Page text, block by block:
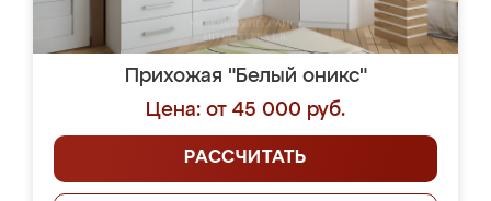
Прихожая "Белый оникс"
Цена: от 45 000 руб.
РАССЧИТАТЬ